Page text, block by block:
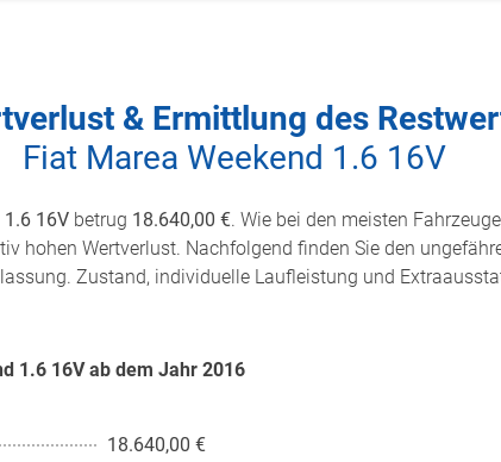
& Ermittlung des
Fiat Marea Weekend 1.6 16V
1.6 16V betrug 18.640,00 €. Wie bei den meisten
hohen Wertverlust. Nachfolgend finden Sie den
Zustand, individuelle Laufleistung und
1.6 16V ab dem Jahr 2016
18.640,00 €